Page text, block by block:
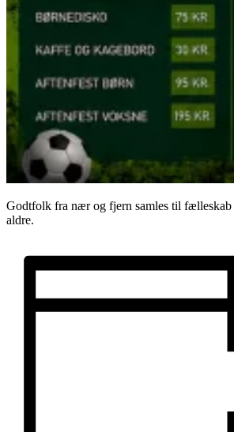
Godtfolk fra nær og fjern samles til
aldre.